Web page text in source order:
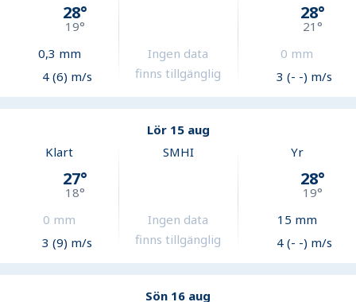
28°
19°
0,3 mm
4 (6) m/s
Ingen data
finns tillgänglig
28°
21°
0 mm
3 (- -) m/s
Lör 15 aug
Klart
27°
18°
0 mm
3 (9) m/s
SMHI
Ingen data
finns tillgänglig
Yr
28°
19°
15 mm
4 (- -) m/s
Sön 16 aug